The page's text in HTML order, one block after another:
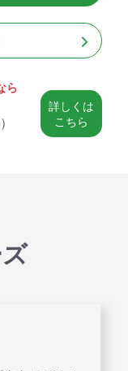
ら
）
詳しくは
こちら